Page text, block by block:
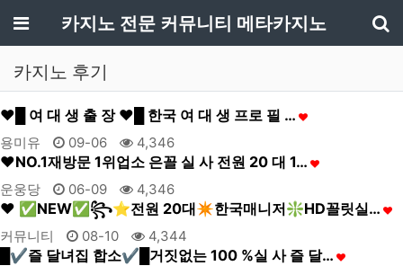
메뉴카지노 전문 커뮤니티 메타카지노
카지노 후기
❤█ 여 대 생 출 장 ❤█ 한국 여 대 생 프로 필 …
용미유 09-06 4,346
❤NO.1재방문 1위업소 은꼴 실 사 전원 20 대 1…
운웅당 06-09 4,346
❤️ ✅NEW✅꧂⭐전원 20대✴️한국매니저❇️HD꼴릿실…
커뮤니티 08-10 4,344
█✔즐 달녀집 합소✔█거짓없는 100 %실 사 즐 달…